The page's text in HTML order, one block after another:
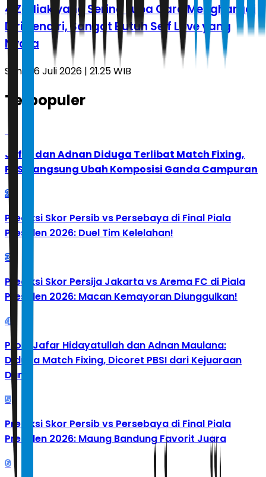
4 Zodiak yang Sering Lupa Cara Menghargai
Diri Sendiri, Sangat Butuh Self Love yang
Nyata
Senin, 6 Juli 2026 | 21.25 WIB
Terpopuler
1
Jafar dan Adnan Diduga Terlibat Match Fixing,
PBSI Langsung Ubah Komposisi Ganda Campuran
2
Prediksi Skor Persib vs Persebaya di Final Piala
Presiden 2026: Duel Tim Kelelahan!
3
Prediksi Skor Persija Jakarta vs Arema FC di Piala
Presiden 2026: Macan Kemayoran Diunggulkan!
4
Profil Jafar Hidayatullah dan Adnan Maulana:
Diduga Match Fixing, Dicoret PBSI dari Kejuaraan
Dunia
5
Prediksi Skor Persib vs Persebaya di Final Piala
Presiden 2026: Maung Bandung Favorit Juara
6